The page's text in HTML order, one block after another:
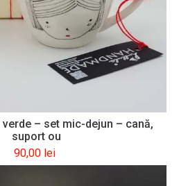
– set mic-dejun – cană,
suport ou
90,00 lei